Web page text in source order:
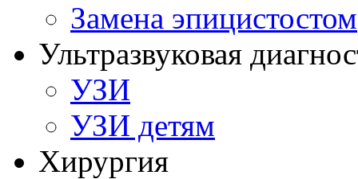
Замена эпицистостом
Ультразвуковая
УЗИ
УЗИ детям
Хирургия